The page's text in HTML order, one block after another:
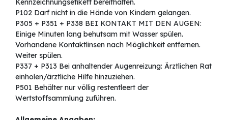
Kennzeichnungsetikett bereithalten.
P102 Darf nicht in die Hände von Kindern gelangen.
P305 + P351 + P338 BEI KONTAKT MIT DEN AUGEN:
Einige Minuten lang behutsam mit Wasser spülen.
Vorhandene Kontaktlinsen nach Möglichkeit entfernen.
Weiter spülen.
P337 + P313 Bei anhaltender Augenreizung: Ärztlichen Rat
einholen/ärztliche Hilfe hinzuziehen.
P501 Behälter nur völlig restentleert der
Wertstoffsammlung zuführen.